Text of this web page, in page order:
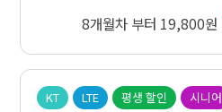
8개월차 부터 19,800원
KT LTE 평생 할인 시니어